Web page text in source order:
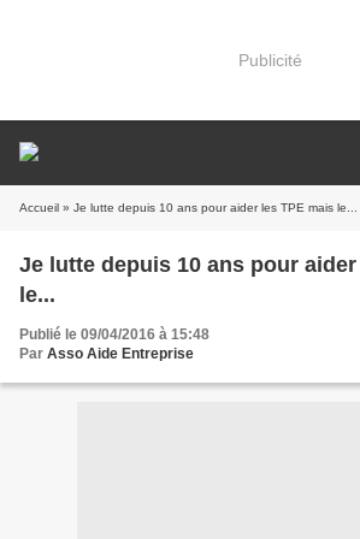
Publicité
Accueil » Je lutte depuis 10 ans pour aider les TPE mais le...
Je lutte depuis 10 ans pour aider les TPE mais
le...
Publié le 09/04/2016 à 15:48
Par Asso Aide Entreprise